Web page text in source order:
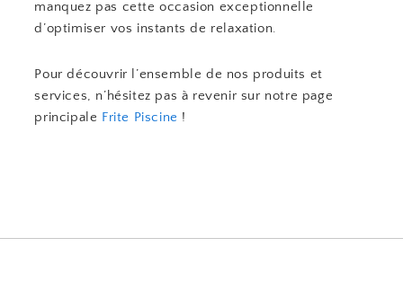
manquez pas cette occasion exceptionnelle
d’optimiser vos instants de relaxation.
Pour découvrir l’ensemble de nos produits et
services, n’hésitez pas à revenir sur notre page
principale Frite Piscine !